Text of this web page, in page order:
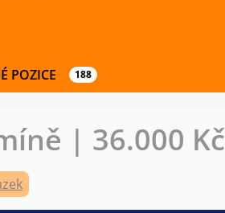
POZICE 188
| 36.000 Kč